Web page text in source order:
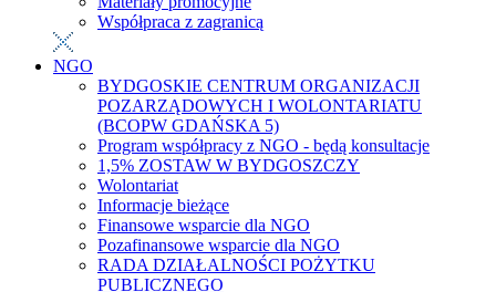
Współpraca z zagranicą
NGO
BYDGOSKIE CENTRUM ORGANIZACJI
POZARZĄDOWYCH I WOLONTARIATU
(BCOPW GDAŃSKA 5)
Program współpracy z NGO - będą konsultacje
1,5% ZOSTAW W BYDGOSZCZY
Wolontariat
Informacje bieżące
Finansowe wsparcie dla NGO
Pozafinansowe wsparcie dla NGO
RADA DZIAŁALNOŚCI POŻYTKU
PUBLICZNEGO